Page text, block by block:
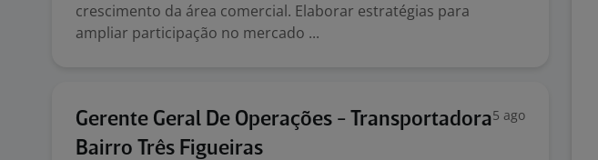
crescimento da área comercial. Elaborar estratégias para
ampliar participação no mercado ...
Gerente Geral De Operações - Transportadora
Bairro Três Figueiras
5 ago